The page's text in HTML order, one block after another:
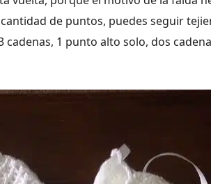
de puntos, puedes seguir
cadenas, 1 punto alto solo, dos